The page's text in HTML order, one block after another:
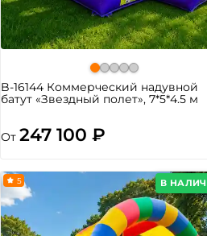
B-16144 Коммерческий надувной
батут «Звездный полет», 7*5*4.5 м
От 247 100 ₽
В
5